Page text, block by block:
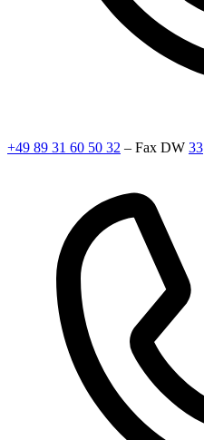
+49 89 31 60 50 32 – Fax DW 33